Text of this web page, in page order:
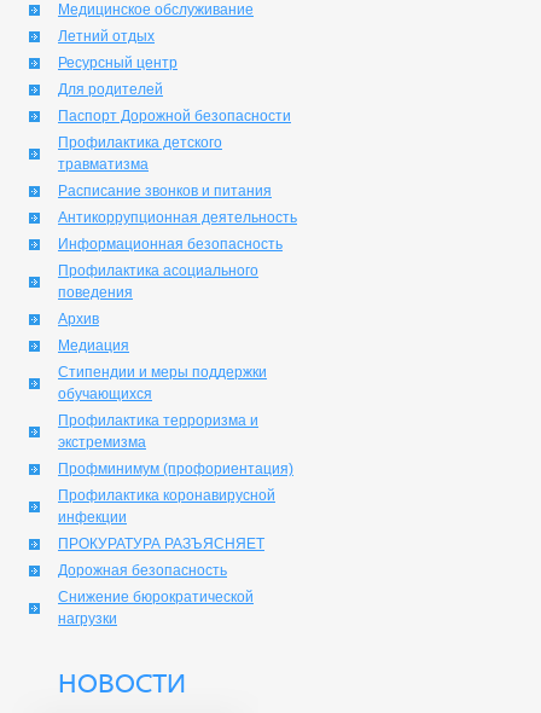
Медицинское обслуживание
Летний отдых
Ресурсный центр
Для родителей
Паспорт Дорожной безопасности
Профилактика детского
травматизма
Расписание звонков и питания
Антикоррупционная деятельность
Информационная безопасность
Профилактика асоциального
поведения
Архив
Медиация
Стипендии и меры поддержки
обучающихся
Профилактика терроризма и
экстремизма
Профминимум (профориентация)
Профилактика коронавирусной
инфекции
ПРОКУРАТУРА РАЗЪЯСНЯЕТ
Дорожная безопасность
Снижение бюрократической
нагрузки
НОВОСТИ